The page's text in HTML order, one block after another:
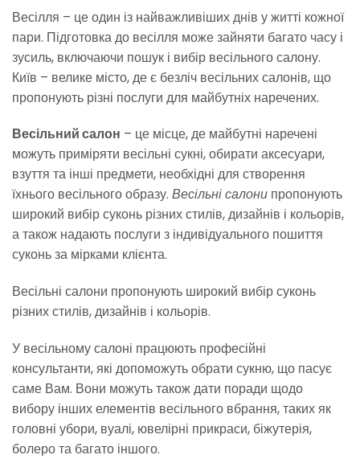
Весілля – це один із найважливіших днів у житті кожної
пари. Підготовка до весілля може зайняти багато часу і
зусиль, включаючи пошук і вибір весільного салону.
Київ – велике місто, де є безліч весільних салонів, що
пропонують різні послуги для майбутніх наречених.
Весільний салон – це місце, де майбутні наречені
можуть приміряти весільні сукні, обирати аксесуари,
взуття та інші предмети, необхідні для створення
їхнього весільного образу. Весільні салони пропонують
широкий вибір суконь різних стилів, дизайнів і кольорів,
а також надають послуги з індивідуального пошиття
суконь за мірками клієнта.
Весільні салони пропонують широкий вибір суконь
різних стилів, дизайнів і кольорів.
У весільному салоні працюють професійні
консультанти, які допоможуть обрати сукню, що пасує
саме Вам. Вони можуть також дати поради щодо
вибору інших елементів весільного вбрання, таких як
головні убори, вуалі, ювелірні прикраси, біжутерія,
болеро та багато іншого.